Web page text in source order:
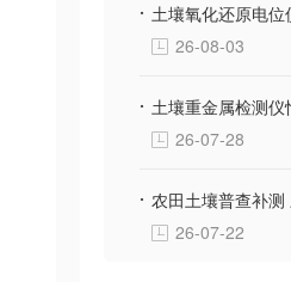
26-08-03
26-07-28
26-07-22